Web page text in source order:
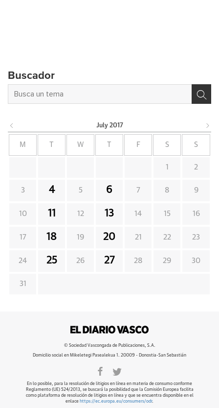
Buscador
July 2017
M W F S S
1 2
3 4 5 6 7 8 9
10 11 12 13 14 15 16
17 18 19 20 21 22 23
24 25 26 27 28 29 30
31
© Sociedad Vascongada de Publicaciones, S.A.
Domicilio social en Mikeletegi Pasealekua 1. 20009 - Donostia-San Sebastián
En lo posible, para la resolución de litigios en línea en materia de consumo conforme
Reglamento (UE) 524/2013, se buscará la posibilidad que la Comisión Europea facilita
como plataforma de resolución de litigios en línea y que se encuentra disponible en el
enlace https://ec.europa.eu/consumers/odr.